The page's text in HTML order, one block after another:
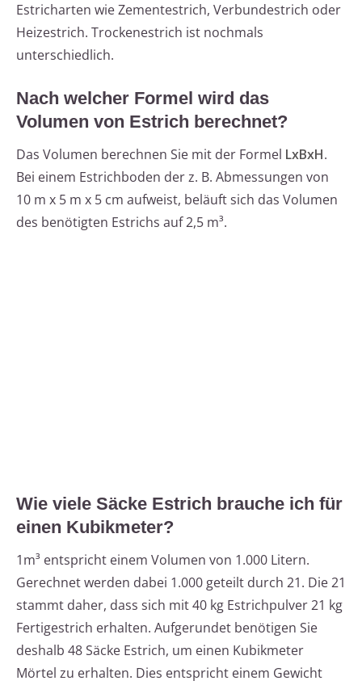
Estricharten wie Zementestrich, Verbundestrich oder
Heizestrich. Trockenestrich ist nochmals
unterschiedlich.
Nach welcher Formel wird das
Volumen von Estrich berechnet?
Das Volumen berechnen Sie mit der Formel LxBxH.
Bei einem Estrichboden der z. B. Abmessungen von
10 m x 5 m x 5 cm aufweist, beläuft sich das Volumen
des benötigten Estrichs auf 2,5 m³.
Wie viele Säcke Estrich brauche ich für
einen Kubikmeter?
1m³ entspricht einem Volumen von 1.000 Litern.
Gerechnet werden dabei 1.000 geteilt durch 21. Die 21
stammt daher, dass sich mit 40 kg Estrichpulver 21 kg
Fertigestrich erhalten. Aufgerundet benötigen Sie
deshalb 48 Säcke Estrich, um einen Kubikmeter
Mörtel zu erhalten. Dies entspricht einem Gewicht